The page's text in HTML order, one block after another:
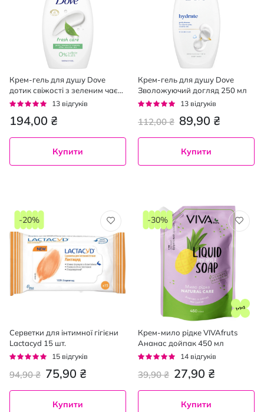
Крем-гель для душу Dove
дотик свіжості з зеленим чаєм
та огірком 450 мл
Рейтинг:
13 відгуків
194,00 ₴
Купити
Крем-гель для душу Dove
Зволожуючий догляд 250 мл
Рейтинг:
13 відгуків
89,90 ₴
112,00 ₴
Купити
Серветки для інтимної гігієни
Lactacyd 15 шт.
Рейтинг:
15 відгуків
75,90 ₴
94,90 ₴
-20%
Купити
Крем-мило рідке VIVAfruts
Ананас дойпак 450 мл
Рейтинг:
14 відгуків
27,90 ₴
39,90 ₴
-30%
Купити